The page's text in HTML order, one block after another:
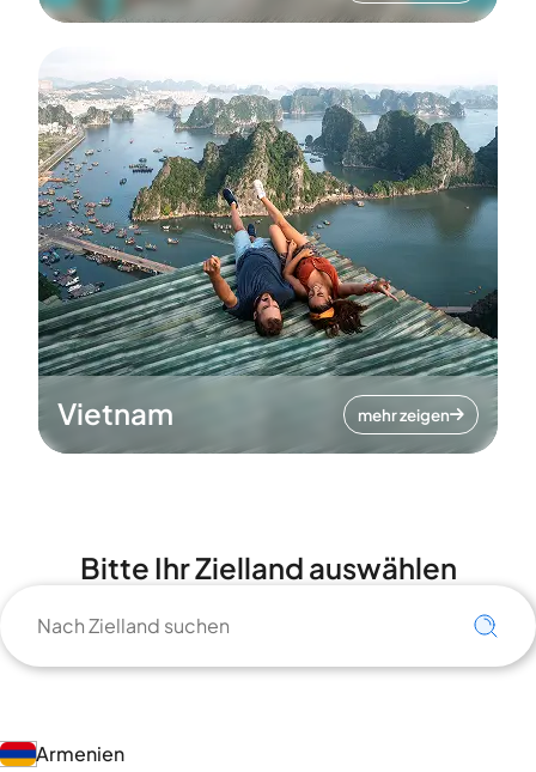
Vietnam mehr zeigen
Bitte Ihr Zielland auswählen
Armenien